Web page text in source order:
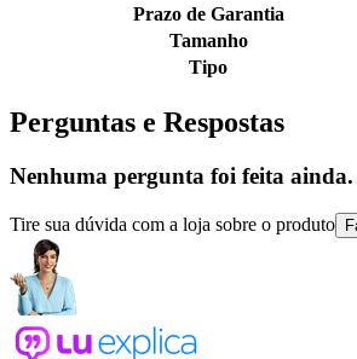
Prazo de Garantia
Tamanho
Tipo
Perguntas e Respostas
Nenhuma pergunta foi feita
Tire sua dúvida com a loja sobre o produto